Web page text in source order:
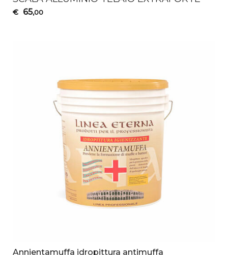
€ 65,00
Annientamuffa idropittura antimuffa